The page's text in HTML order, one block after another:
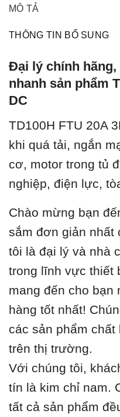
MÔ TẢ
THÔNG TIN BỔ SUNG
Đại lý chính hãng,
nhanh sản phẩm
DC
TD100H FTU 20A
khi quá tải, ngắn
cơ, motor trong tủ
nghiệp, điện lực,
Chào mừng bạn
sắm đơn giản nhất
tôi là đại lý và nhà
trong lĩnh vực thiết
mang đến cho bạn
hàng tốt nhất!
các sản phẩm
trên thị trường.
Với chúng tôi,
tín là kim chỉ nam.
tất cả sản phẩm